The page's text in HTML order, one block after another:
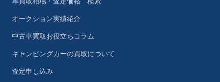
オークション実績紹介
中古車買取お役立ちコラム
キャンピングカーの買取について
査定申し込み